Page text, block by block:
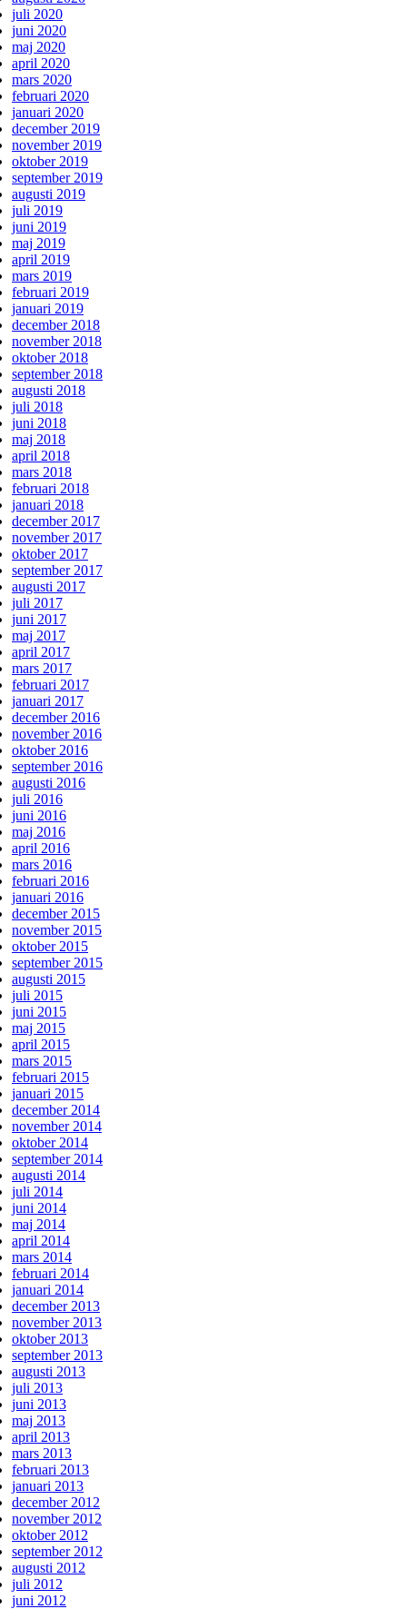
juli 2020
juni 2020
maj 2020
april 2020
mars 2020
februari 2020
januari 2020
december 2019
november 2019
oktober 2019
september 2019
augusti 2019
juli 2019
juni 2019
maj 2019
april 2019
mars 2019
februari 2019
januari 2019
december 2018
november 2018
oktober 2018
september 2018
augusti 2018
juli 2018
juni 2018
maj 2018
april 2018
mars 2018
februari 2018
januari 2018
december 2017
november 2017
oktober 2017
september 2017
augusti 2017
juli 2017
juni 2017
maj 2017
april 2017
mars 2017
februari 2017
januari 2017
december 2016
november 2016
oktober 2016
september 2016
augusti 2016
juli 2016
juni 2016
maj 2016
april 2016
mars 2016
februari 2016
januari 2016
december 2015
november 2015
oktober 2015
september 2015
augusti 2015
juli 2015
juni 2015
maj 2015
april 2015
mars 2015
februari 2015
januari 2015
december 2014
november 2014
oktober 2014
september 2014
augusti 2014
juli 2014
juni 2014
maj 2014
april 2014
mars 2014
februari 2014
januari 2014
december 2013
november 2013
oktober 2013
september 2013
augusti 2013
juli 2013
juni 2013
maj 2013
april 2013
mars 2013
februari 2013
januari 2013
december 2012
november 2012
oktober 2012
september 2012
augusti 2012
juli 2012
juni 2012